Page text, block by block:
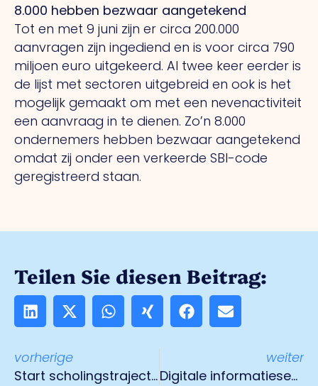
8.000 hebben bezwaar aangetekend
Tot en met 9 juni zijn er circa 200.000
aanvragen zijn ingediend en is voor circa 790
miljoen euro uitgekeerd. Al twee keer eerder is
de lijst met sectoren uitgebreid en ook is het
mogelijk gemaakt om met een nevenactiviteit
een aanvraag in te dienen. Zo’n 8.000
ondernemers hebben bezwaar aangetekend
omdat zij onder een verkeerde SBI-code
geregistreerd staan.
Teilen Sie diesen Beitrag:
vorherige
Start scholingstraject Hybride Techniekopleider 1 september
weiter
Digitale informatiesessies A73 bij knooppunt Zaarderheiken